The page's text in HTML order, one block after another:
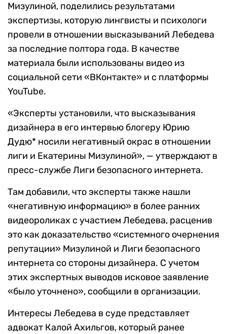
Мизулиной, поделились результатами
экспертизы, которую лингвисты и психологи
провели в отношении высказываний Лебедева
за последние полтора года. В качестве
материала были использованы видео из
социальной сети «ВКонтакте» и с платформы
YouTube.
«Эксперты установили, что высказывания
дизайнера в его интервью блогеру Юрию
Дудю* носили негативный окрас в отношении
лиги и Екатерины Мизулиной», — утверждают в
пресс-службе Лиги безопасного интернета.
Там добавили, что эксперты также нашли
«негативную информацию» в более ранних
видеороликах с участием Лебедева, расценив
это как доказательство «системного очернения
репутации» Мизулиной и Лиги безопасного
интернета со стороны дизайнера. С учетом
этих экспертных выводов исковое заявление
«было уточнено», сообщили в организации.
Интересы Лебедева в суде представляет
адвокат Калой Ахильгов, который ранее